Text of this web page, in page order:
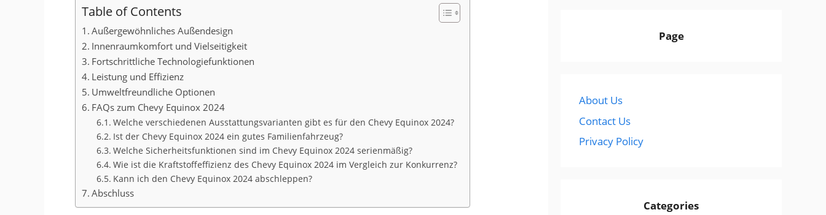
Table of Contents
Außergewöhnliches Außendesign
Innenraumkomfort und Vielseitigkeit
Fortschrittliche Technologiefunktionen
Leistung und Effizienz
Umweltfreundliche Optionen
FAQs zum Chevy Equinox 2024
Welche verschiedenen Ausstattungsvarianten gibt es für den Chevy Equinox 2024?
Ist der Chevy Equinox 2024 ein gutes Familienfahrzeug?
Welche Sicherheitsfunktionen sind im Chevy Equinox 2024 serienmäßig?
Wie ist die Kraftstoffeffizienz des Chevy Equinox 2024 im Vergleich zur Konkurrenz?
Kann ich den Chevy Equinox 2024 abschleppen?
Abschluss
Page
About Us
Contact Us
Privacy Policy
Categories